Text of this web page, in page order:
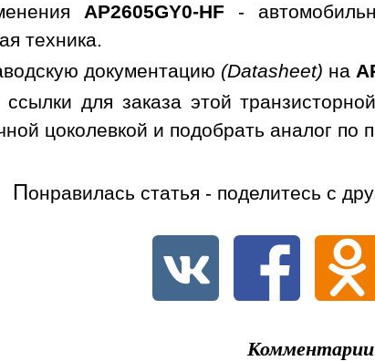
AP2605GY0-HF -
техника.
документацию (Datasheet) на
для заказа этой
цоколевкой и подобрать аналог по
Понравилась статья - поделитесь с